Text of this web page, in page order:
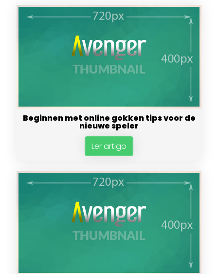
Beginnen met online gokken tips voor de
nieuwe speler
Ler artigo